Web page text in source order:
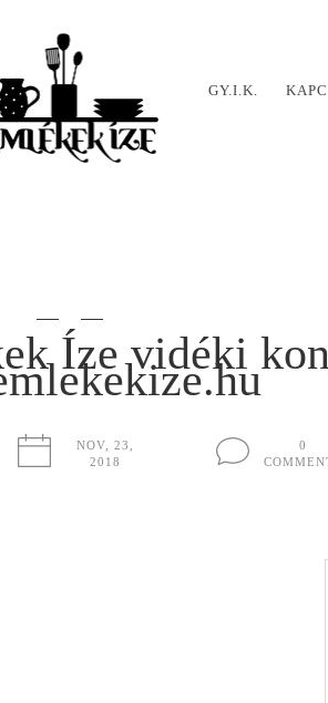
GY.I.K.
Íze vidéki
NOV, 23,
2018
0